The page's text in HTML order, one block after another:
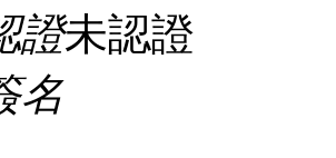
證未認證
名